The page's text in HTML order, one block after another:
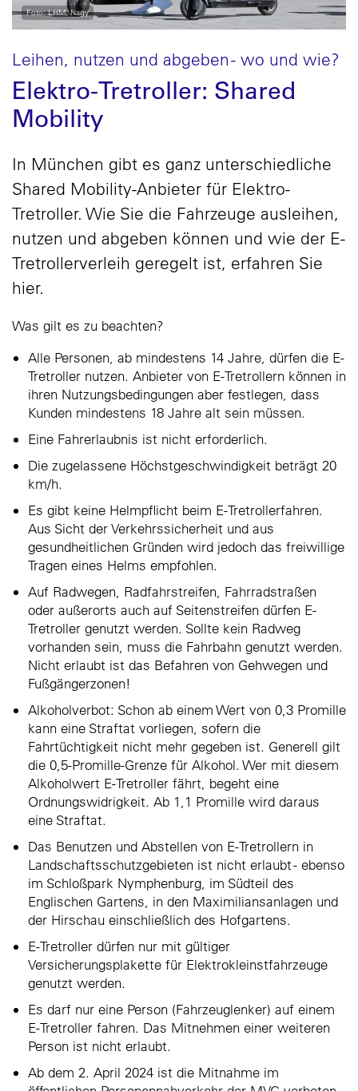
Leihen, nutzen und abgeben - wo und wie?
Elektro-Tretroller: Shared
Mobility
In München gibt es ganz unterschiedliche
Shared Mobility-Anbieter für Elektro-
Tretroller. Wie Sie die Fahrzeuge ausleihen,
nutzen und abgeben können und wie der E-
Tretrollerverleih geregelt ist, erfahren Sie
hier.
Foto: LHM, Nagy
Was gilt es zu beachten?
Alle Personen, ab mindestens 14 Jahre, dürfen die E-
Tretroller nutzen. Anbieter von E-Tretrollern können in
ihren Nutzungsbedingungen aber festlegen, dass
Kunden mindestens 18 Jahre alt sein müssen.
Eine Fahrerlaubnis ist nicht erforderlich.
Die zugelassene Höchstgeschwindigkeit beträgt 20
km/h.
Es gibt keine Helmpflicht beim E-Tretrollerfahren.
Aus Sicht der Verkehrssicherheit und aus
gesundheitlichen Gründen wird jedoch das freiwillige
Tragen eines Helms empfohlen.
Auf Radwegen, Radfahrstreifen, Fahrradstraßen
oder außerorts auch auf Seitenstreifen dürfen E-
Tretroller genutzt werden. Sollte kein Radweg
vorhanden sein, muss die Fahrbahn genutzt werden.
Nicht erlaubt ist das Befahren von Gehwegen und
Fußgängerzonen!
Alkoholverbot: Schon ab einem Wert von 0,3 Promille
kann eine Straftat vorliegen, sofern die
Fahrtüchtigkeit nicht mehr gegeben ist. Generell gilt
die 0,5-Promille-Grenze für Alkohol. Wer mit diesem
Alkoholwert E-Tretroller fährt, begeht eine
Ordnungswidrigkeit. Ab 1,1 Promille wird daraus
eine Straftat.
Das Benutzen und Abstellen von E-Tretrollern in
Landschaftsschutzgebieten ist nicht erlaubt - ebenso
im Schloßpark Nymphenburg, im Südteil des
Englischen Gartens, in den Maximiliansanlagen und
der Hirschau einschließlich des Hofgartens.
E-Tretroller dürfen nur mit gültiger
Versicherungsplakette für Elektrokleinstfahrzeuge
genutzt werden.
Es darf nur eine Person (Fahrzeuglenker) auf einem
E-Tretroller fahren. Das Mitnehmen einer weiteren
Person ist nicht erlaubt.
Ab dem 2. April 2024 ist die Mitnahme im